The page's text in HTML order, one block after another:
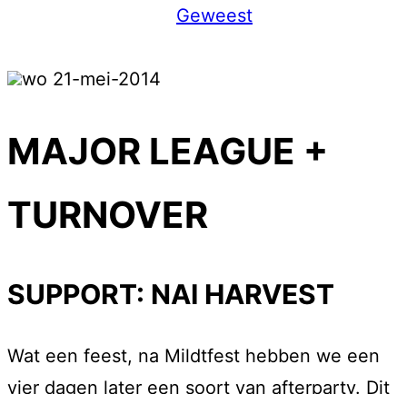
Geweest
wo 21-mei-2014
MAJOR LEAGUE +
TURNOVER
SUPPORT: NAI HARVEST
Wat een feest, na Mildtfest hebben we een
vier dagen later een soort van afterparty. Dit